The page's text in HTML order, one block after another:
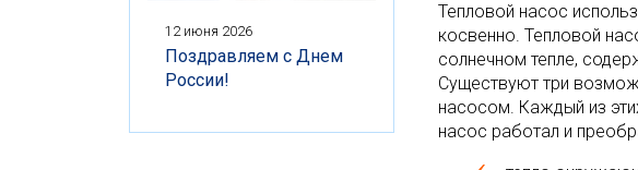
Тепловой насос
косвенно. Тепловой
солнечном тепле,
Существуют три
насосом. Каждый из
насос работал и
12 июня 2026
Поздравляем с Днем
России!